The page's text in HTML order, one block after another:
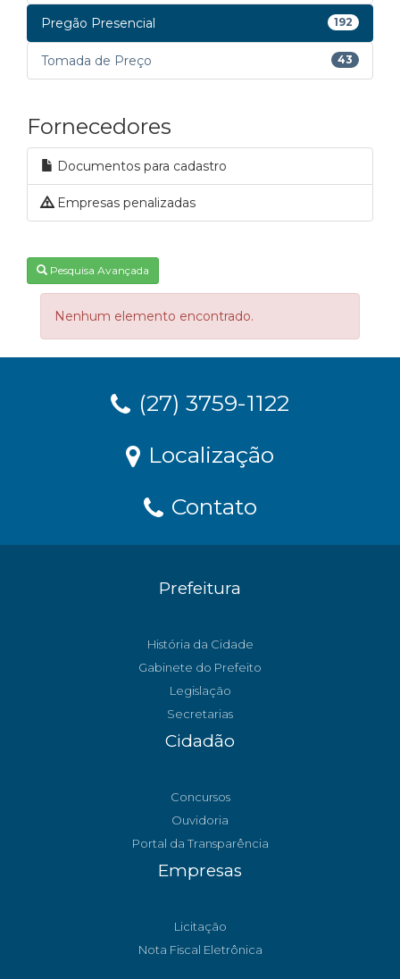
Pregão Presencial 192
Tomada de Preço 43
Fornecedores
Documentos para cadastro
Empresas penalizadas
Pesquisa Avançada
Nenhum elemento encontrado.
(27) 3759-1122
Localização
Contato
Prefeitura
História da Cidade
Gabinete do Prefeito
Legislação
Secretarias
Cidadão
Concursos
Ouvidoria
Portal da Transparência
Empresas
Licitação
Nota Fiscal Eletrônica